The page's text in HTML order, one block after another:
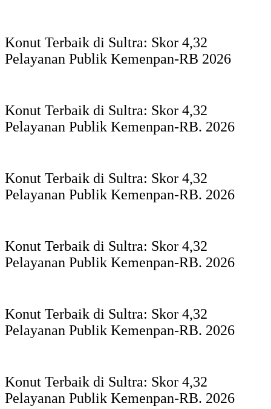
Konut Terbaik di Sultra: Skor 4,32
Pelayanan Publik Kemenpan-RB 2026
Konut Terbaik di Sultra: Skor 4,32
Pelayanan Publik Kemenpan-RB. 2026
Konut Terbaik di Sultra: Skor 4,32
Pelayanan Publik Kemenpan-RB. 2026
Konut Terbaik di Sultra: Skor 4,32
Pelayanan Publik Kemenpan-RB. 2026
Konut Terbaik di Sultra: Skor 4,32
Pelayanan Publik Kemenpan-RB. 2026
Konut Terbaik di Sultra: Skor 4,32
Pelayanan Publik Kemenpan-RB. 2026